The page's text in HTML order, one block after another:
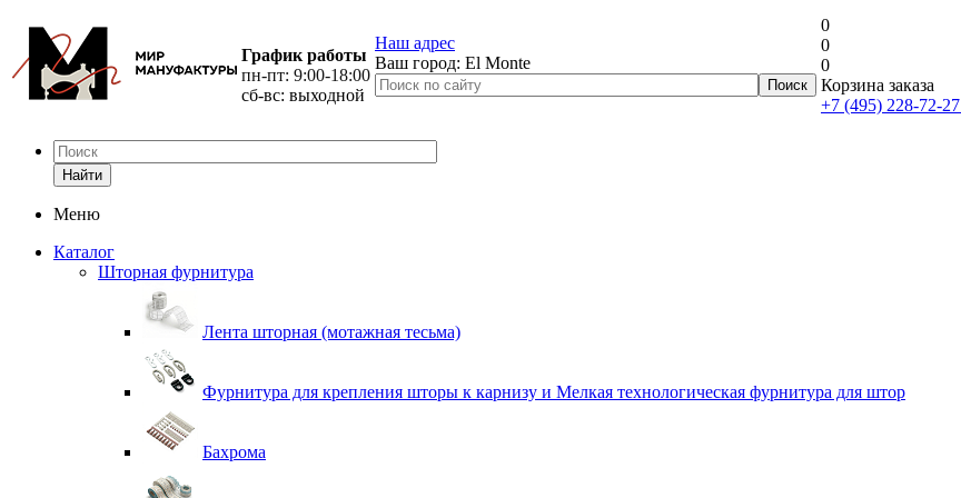
График работы
пн-пт: 9:00-18:00
сб-вс: выходной
Наш адрес
Ваш город: El Monte
0
0
0
Корзина заказа
+7 (495) 228-72-27
Найти
Меню
Каталог
Шторная фурнитура
Лента шторная (мотажная тесьма)
Фурнитура для крепления шторы к карнизу и Мелкая технологическая фурнитура для штор
Бахрома